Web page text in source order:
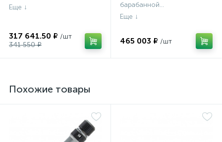
317 641.50 ₽
341 550 ₽
барабанной...
465 003 ₽
Похожие товары